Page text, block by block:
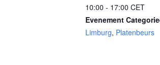
10:00 - 17:00 CET
Evenement
Limburg, Platenbeurs